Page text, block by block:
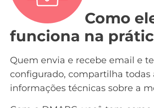
Como
funciona na
Quem envia e recebe email e
configurado, compartilha todas
informações técnicas sobre a